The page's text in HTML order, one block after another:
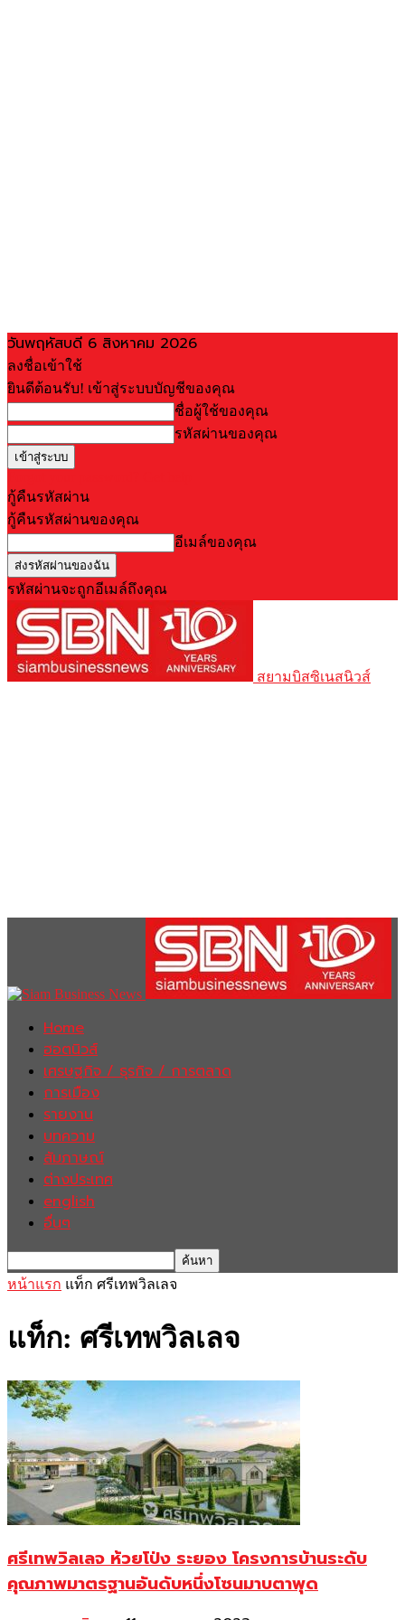
วันพฤหัสบดี 6 สิงหาคม 2026
ลงชื่อเข้าใช้
ยินดีต้อนรับ! เข้าสู่ระบบบัญชีของคุณ
ชื่อผู้ใช้ของคุณ
รหัสผ่านของคุณ
กู้คืนรหัสผ่าน
กู้คืนรหัสผ่านของคุณ
อีเมล์ของคุณ
รหัสผ่านจะถูกอีเมล์ถึงคุณ
สยามบิสซิเนสนิวส์
Home
ฮอตนิวส์
เศรษฐกิจ / ธุรกิจ / การตลาด
การเมือง
รายงาน
บทความ
สัมภาษณ์
ต่างประเทศ
english
อื่นๆ
หน้าแรก แท็ก ศรีเทพวิลเลจ
แท็ก: ศรีเทพวิลเลจ
ศรีเทพวิลเลจ ห้วยโป่ง ระยอง โครงการบ้านระดับ
คุณภาพมาตรฐานอันดับหนึ่งโซนมาบตาพุด